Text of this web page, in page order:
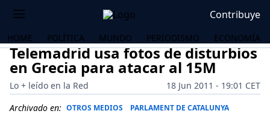
Contribuye
HOME POLÍTICA MUNDO PERIODISMO ECONOMÍA
Telemadrid usa fotos de disturbios
en Grecia para atacar al 15M
Lo + leído en la Red
18 Jun 2011 - 19:01 CET
Archivado en: OTROS MEDIOS PARLAMENT DE CATALUNYA